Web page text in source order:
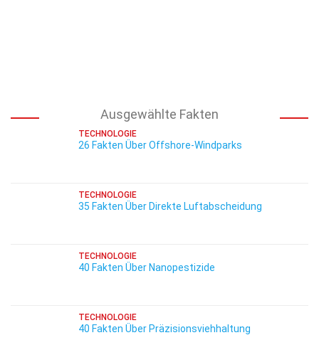
Ausgewählte Fakten
TECHNOLOGIE
26 Fakten Über Offshore-Windparks
TECHNOLOGIE
35 Fakten Über Direkte Luftabscheidung
TECHNOLOGIE
40 Fakten Über Nanopestizide
TECHNOLOGIE
40 Fakten Über Präzisionsviehhaltung